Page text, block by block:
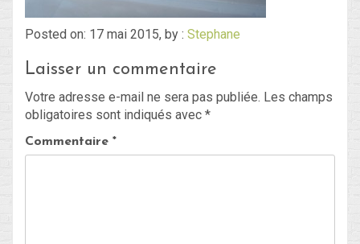
Posted on: 17 mai 2015, by : Stephane
Laisser un commentaire
Votre adresse e-mail ne sera pas publiée. Les champs
obligatoires sont indiqués avec *
Commentaire *